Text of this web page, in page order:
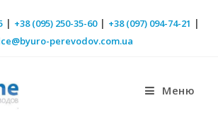
| +38 (095) 250-35-60| +38 (097) 094-74-21 |
perevodov.com.ua
Меню